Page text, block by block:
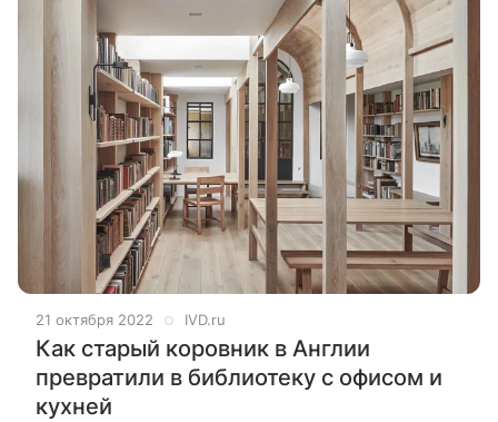
21 октября 2022 IVD.ru
Как старый коровник в Англии
превратили в библиотеку с офисом и
кухней